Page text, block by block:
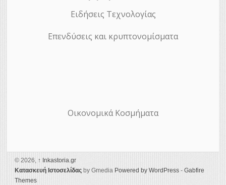
Ειδήσεις Τεχνολογίας
Επενδύσεις και κρυπτονομίσματα
Οικονομικά Κοσμήματα
© 2026, ↑ Ιnkastoria.gr
Κατασκευή Ιστοσελίδας by Gmedia Powered by WordPress - Gabfire
Themes